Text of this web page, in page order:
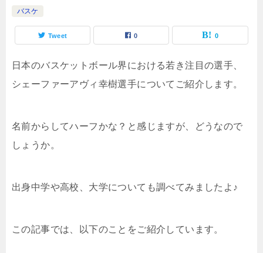
バスケ
Tweet 0 0
日本のバスケットボール界における若き注目の選手、
シェーファーアヴィ幸樹選手についてご紹介します。
名前からしてハーフかな？と感じますが、どうなので
しょうか。
出身中学や高校、大学についても調べてみましたよ♪
この記事では、以下のことをご紹介しています。